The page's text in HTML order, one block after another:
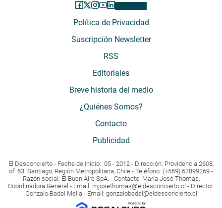
Política de Privacidad
Suscripción Newsletter
RSS
Editoriales
Breve historia del medio
¿Quiénes Somos?
Contacto
Publicidad
El Desconcierto - Fecha de Inicio: 05 - 2012 - Dirección: Providencia 2608,
of. 63. Santiago, Región Metropolitana, Chile - Teléfono: (+569) 67899269 -
Razón social: El Buen Aire SpA. - Contacto: María José Thomas,
Coordinadora General - Email: mjosethomas@eldesconcierto.cl - Director:
Gonzalo Badal Mella - Email: gonzalobadal@eldesconcierto.cl